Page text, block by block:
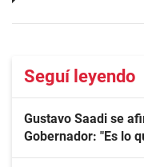
Seguí leyendo
Gustavo Saadi se
Gobernador: "Es lo